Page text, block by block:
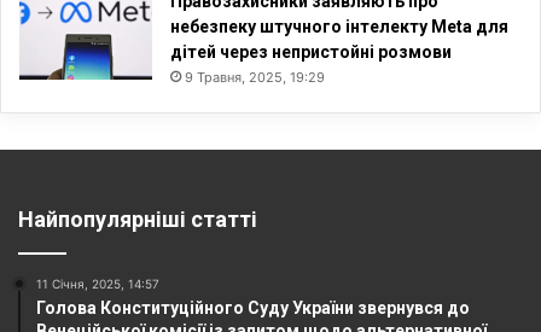
небезпеку штучного інтелекту Meta для
дітей через непристойні розмови
9 Травня, 2025, 19:29
Найпопулярніші статті
11 Січня, 2025, 14:57
Голова Конституційного Суду України звернувся до